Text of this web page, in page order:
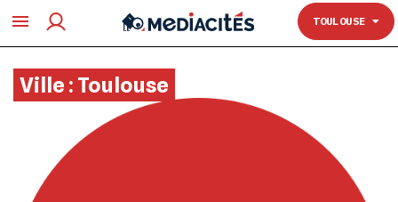
TOULOUSE
TOULOUSE
Ville : Toulouse